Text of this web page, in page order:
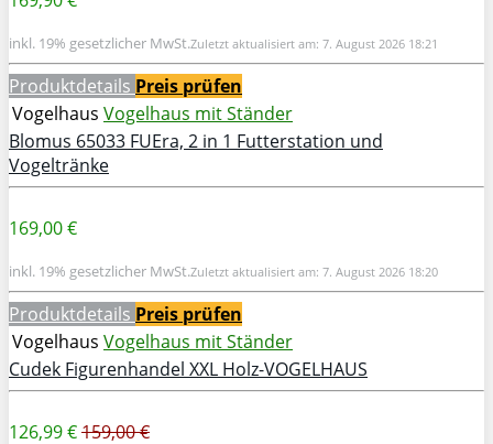
inkl. 19% gesetzlicher MwSt.Zuletzt aktualisiert am: 7. August 2026 18:21
Produktdetails Preis prüfen
Vogelhaus Vogelhaus mit Ständer
Blomus 65033 FUEra, 2 in 1 Futterstation und
Vogeltränke
169,00 €
inkl. 19% gesetzlicher MwSt.Zuletzt aktualisiert am: 7. August 2026 18:20
Produktdetails Preis prüfen
Vogelhaus Vogelhaus mit Ständer
Cudek Figurenhandel XXL Holz-VOGELHAUS
126,99 €159,00 €